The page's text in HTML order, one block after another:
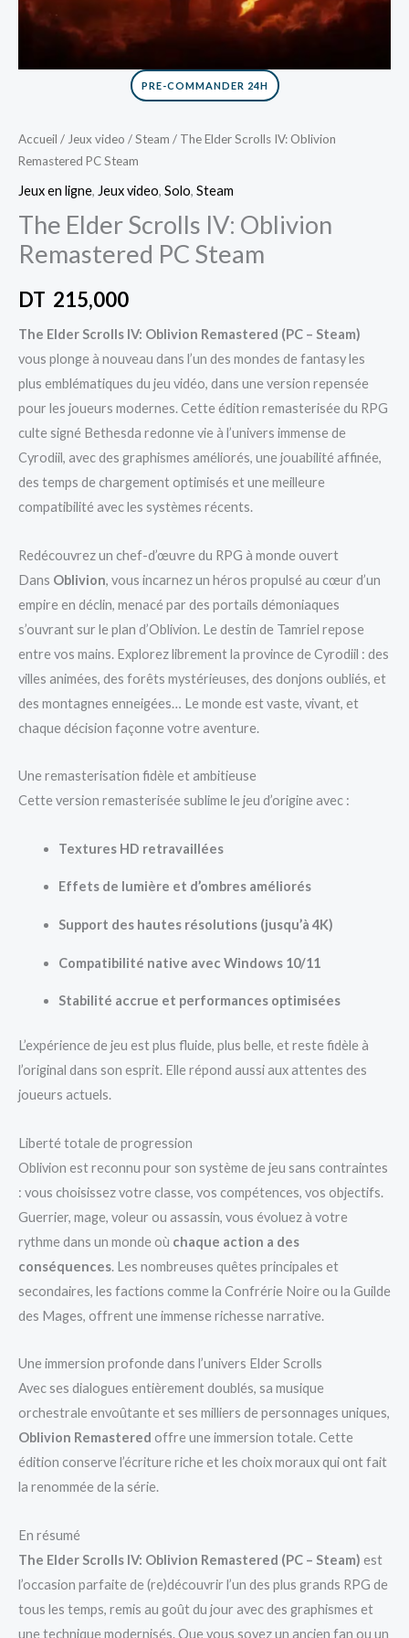
PRE-COMMANDER 24H
Accueil / Jeux video /Steam / The Elder Scrolls IV: Oblivion
Remastered PC Steam
Jeux en ligne, Jeux video, Solo, Steam
The Elder Scrolls IV: Oblivion
Remastered PC Steam
DT 215,000
The Elder Scrolls IV: Oblivion Remastered (PC – Steam)
vous plonge à nouveau dans l’un des mondes de fantasy les
plus emblématiques du jeu vidéo, dans une version repensée
pour les joueurs modernes. Cette édition remasterisée du RPG
culte signé Bethesda redonne vie à l’univers immense de
Cyrodiil, avec des graphismes améliorés, une jouabilité affinée,
des temps de chargement optimisés et une meilleure
compatibilité avec les systèmes récents.
Redécouvrez un chef-d’œuvre du RPG à monde ouvert
Dans Oblivion, vous incarnez un héros propulsé au cœur d’un
empire en déclin, menacé par des portails démoniaques
s’ouvrant sur le plan d’Oblivion. Le destin de Tamriel repose
entre vos mains. Explorez librement la province de Cyrodiil : des
villes animées, des forêts mystérieuses, des donjons oubliés, et
des montagnes enneigées… Le monde est vaste, vivant, et
chaque décision façonne votre aventure.
Une remasterisation fidèle et ambitieuse
Cette version remasterisée sublime le jeu d’origine avec :
Textures HD retravaillées
Effets de lumière et d’ombres améliorés
Support des hautes résolutions (jusqu’à 4K)
Compatibilité native avec Windows 10/11
Stabilité accrue et performances optimisées
L’expérience de jeu est plus fluide, plus belle, et reste fidèle à
l’original dans son esprit. Elle répond aussi aux attentes des
joueurs actuels.
Liberté totale de progression
Oblivion est reconnu pour son système de jeu sans contraintes
: vous choisissez votre classe, vos compétences, vos objectifs.
Guerrier, mage, voleur ou assassin, vous évoluez à votre
rythme dans un monde où chaque action a des
conséquences. Les nombreuses quêtes principales et
secondaires, les factions comme la Confrérie Noire ou la Guilde
des Mages, offrent une immense richesse narrative.
Une immersion profonde dans l’univers Elder Scrolls
Avec ses dialogues entièrement doublés, sa musique
orchestrale envoûtante et ses milliers de personnages uniques,
Oblivion Remastered offre une immersion totale. Cette
édition conserve l’écriture riche et les choix moraux qui ont fait
la renommée de la série.
En résumé
The Elder Scrolls IV: Oblivion Remastered (PC – Steam) est
l’occasion parfaite de (re)découvrir l’un des plus grands RPG de
tous les temps, remis au goût du jour avec des graphismes et
une technique modernisés. Que vous soyez un ancien fan ou un